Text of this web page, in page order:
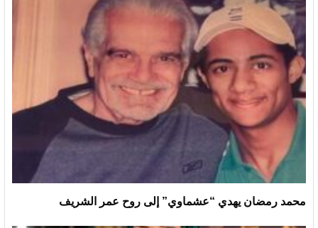
محمد رمضان يهدي “عشماوي” إلى روح عمر الشريف